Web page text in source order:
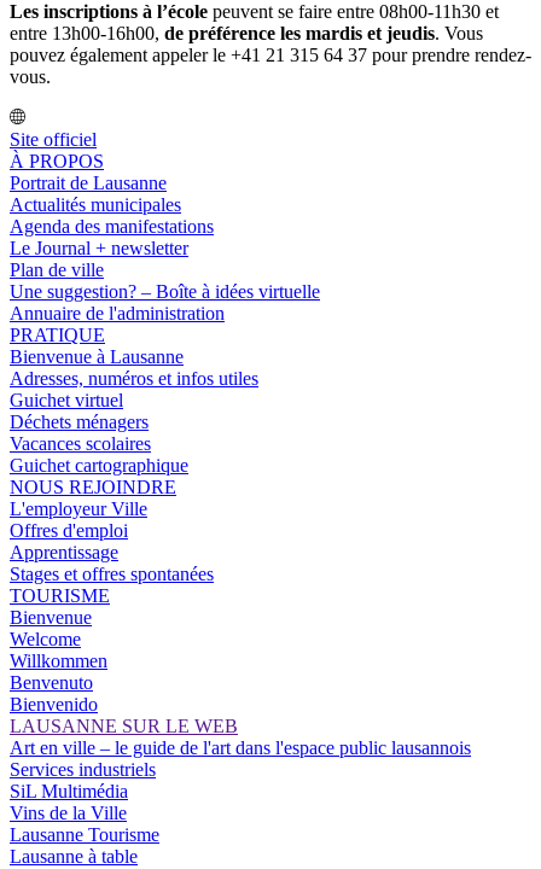
Les inscriptions à l’école peuvent se faire entre 08h00-11h30 et
entre 13h00-16h00, de préférence les mardis et jeudis. Vous
pouvez également appeler le +41 21 315 64 37 pour prendre rendez-
vous.
Site officiel
À PROPOS
Portrait de Lausanne
Actualités municipales
Agenda des manifestations
Le Journal + newsletter
Plan de ville
Une suggestion? – Boîte à idées virtuelle
Annuaire de l'administration
PRATIQUE
Bienvenue à Lausanne
Adresses, numéros et infos utiles
Guichet virtuel
Déchets ménagers
Vacances scolaires
Guichet cartographique
NOUS REJOINDRE
L'employeur Ville
Offres d'emploi
Apprentissage
Stages et offres spontanées
TOURISME
Bienvenue
Welcome
Willkommen
Benvenuto
Bienvenido
LAUSANNE SUR LE WEB
Art en ville – le guide de l'art dans l'espace public lausannois
Services industriels
SiL Multimédia
Vins de la Ville
Lausanne Tourisme
Lausanne à table